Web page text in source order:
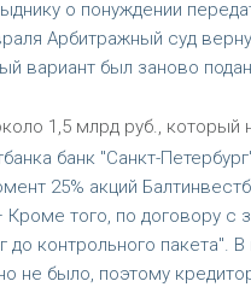
о понуждении
Арбитражный суд
вариант был заново
1,5 млрд руб., который
банк "Санкт-
25% акций
того, по договору с
до контрольного пакета".
не было, поэтому